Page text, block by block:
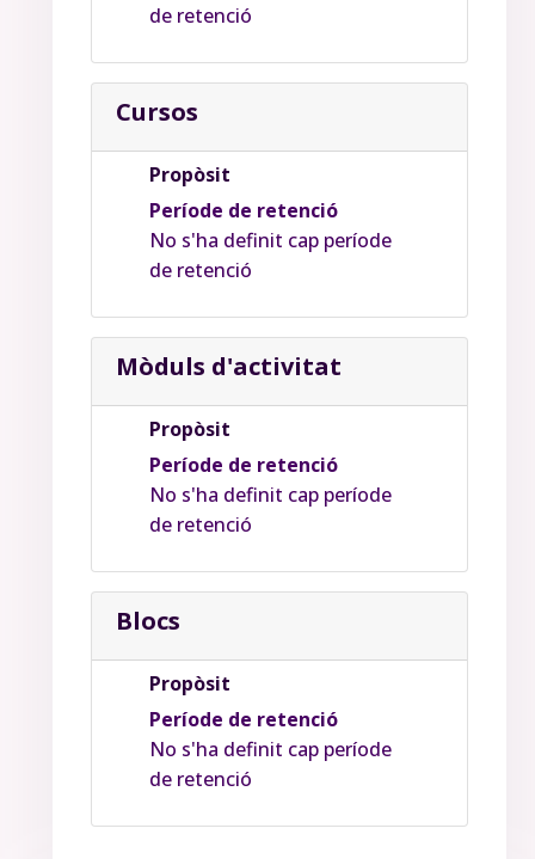
de retenció
Cursos
Propòsit
Període de retenció
No s'ha definit cap període
de retenció
Mòduls d'activitat
Propòsit
Període de retenció
No s'ha definit cap període
de retenció
Blocs
Propòsit
Període de retenció
No s'ha definit cap període
de retenció